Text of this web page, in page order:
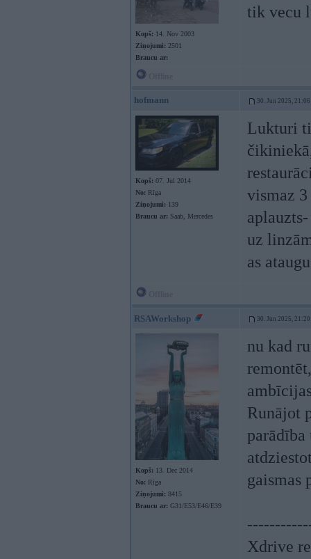
Kopš: 14. Nov 2003
Ziņojumi: 2501
Braucu ar:
tik vecu
hofmann 30. Jun 2025, 21:06
Kopš: 07. Jul 2014
No: Rīga
Ziņojumi: 139
Braucu ar: Saab, Mercedes
Lukturi
vismaz
uz
as
RSAWorkshop 30. Jun 2025, 21:20
Kopš: 13. Dec 2014
No: Rīga
Ziņojumi: 8415
Braucu ar: G31/E53/E46/E39
nu kad
Runājot
gaismas
Xdrive